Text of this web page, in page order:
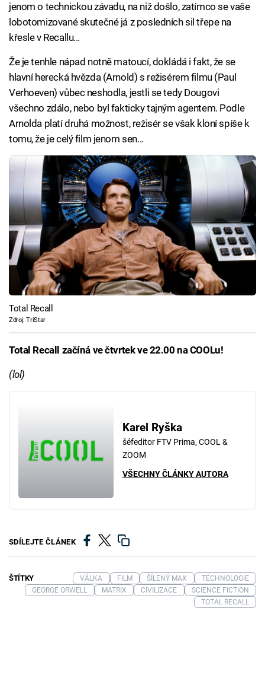
jenom o technickou závadu, na niž došlo, zatímco se vaše
lobotomizované skutečné já z posledních sil třepe na
křesle v Recallu...
Že je tenhle nápad notně matoucí, dokládá i fakt, že se
hlavní herecká hvězda (Arnold) s režisérem filmu (Paul
Verhoeven) vůbec neshodla, jestli se tedy Dougovi
všechno zdálo, nebo byl fakticky tajným agentem. Podle
Arnolda platí druhá možnost, režisér se však kloní spíše k
tomu, že je celý film jenom sen...
Total Recall
Zdroj: TriStar
Total Recall začíná ve čtvrtek ve 22.00 na COOLu!
(lol)
Karel Ryška
šéfeditor FTV Prima, COOL &
ZOOM
VŠECHNY ČLÁNKY AUTORA
SDÍLEJTE ČLÁNEK
ŠTÍTKY VÁLKA FILM ŠÍLENÝ MAX
TECHNOLOGIE
GEORGE ORWELL
MATRIX CIVILIZACE
SCIENCE FICTION
TOTAL RECALL